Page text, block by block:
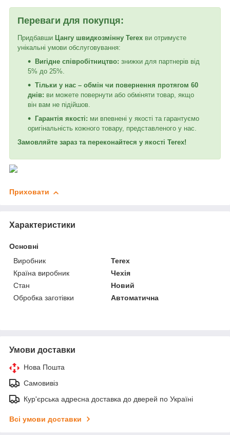
Переваги для покупця:
Придбавши Цангу швидкозмінну Terex ви отримуєте
унікальні умови обслуговування:
Вигідне співробітництво: знижки для партнерів від
5% до 25%.
Тільки у нас – обмін чи повернення протягом 60
днів: ви можете повернути або обміняти товар, якщо
він вам не підійшов.
Гарантія якості: ми впевнені у якості та гарантуємо
оригінальність кожного товару, представленого у нас.
Замовляйте зараз та переконайтеся у якості Terex!
Приховати
Характеристики
Основні
Виробник
Terex
Країна виробник
Чехія
Стан
Новий
Обробка заготівки
Автоматична
Умови доставки
Нова Пошта
Самовивіз
Кур'єрська адресна доставка до дверей по Україні
Всі умови доставки